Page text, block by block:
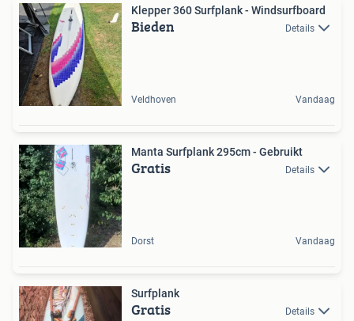
Klepper 360 Surfplank - Windsurfboard
Bieden Details
Veldhoven Vandaag
Manta Surfplank 295cm - Gebruikt
Gratis Details
Dorst Vandaag
Surfplank
Gratis Details